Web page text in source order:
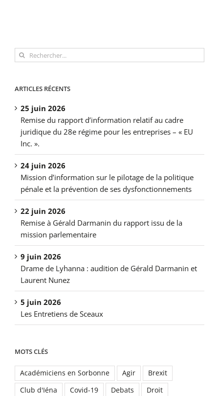
Rechercher:
ARTICLES RÉCENTS
25 juin 2026
Remise du rapport d’information relatif au cadre
juridique du 28e régime pour les entreprises – « EU
Inc. ».
24 juin 2026
Mission d’information sur le pilotage de la politique
pénale et la prévention de ses dysfonctionnements
22 juin 2026
Remise à Gérald Darmanin du rapport issu de la
mission parlementaire
9 juin 2026
Drame de Lyhanna : audition de Gérald Darmanin et
Laurent Nunez
5 juin 2026
Les Entretiens de Sceaux
MOTS CLÉS
Académiciens en Sorbonne Agir
Brexit
Club d'Iéna
Covid-19 Debats
Droit